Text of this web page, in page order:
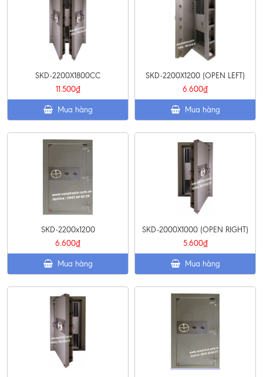
SKD-2200X1800CC
11.500₫
Mua hàng
SKD-2200X1200 (OPEN LEFT)
6.600₫
Mua hàng
SKD-2200x1200
6.600₫
Mua hàng
SKD-2000X1000 (OPEN RIGHT)
5.600₫
Mua hàng